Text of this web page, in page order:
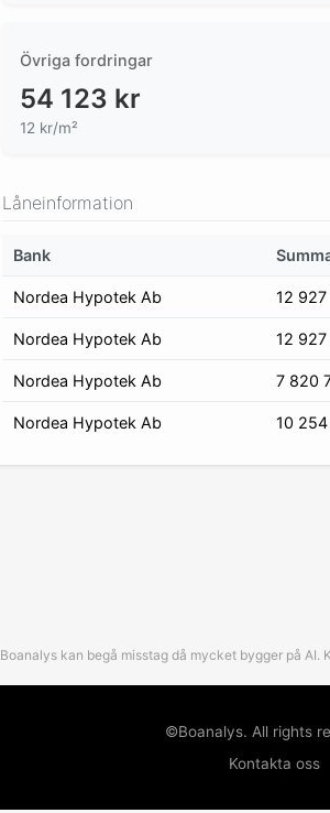
Övriga fordringar
54 123 kr
12 kr/m²
Låneinformation
Bank
Nordea Hypotek Ab 12
Nordea Hypotek Ab 12
Nordea Hypotek Ab 7 820
Nordea Hypotek Ab 10
Boanalys kan begå misstag då mycket bygger på AI.
©Boanalys. All rights
Kontakta oss